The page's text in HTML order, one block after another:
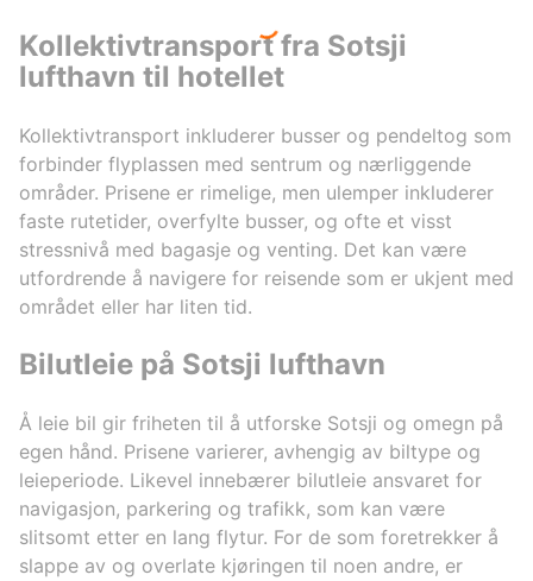
Kollektivtransport fra Sotsji
lufthavn til hotellet
Kollektivtransport inkluderer busser og pendeltog som
forbinder flyplassen med sentrum og nærliggende
områder. Prisene er rimelige, men ulemper inkluderer
faste rutetider, overfylte busser, og ofte et visst
stressnivå med bagasje og venting. Det kan være
utfordrende å navigere for reisende som er ukjent med
området eller har liten tid.
Bilutleie på Sotsji lufthavn
Å leie bil gir friheten til å utforske Sotsji og omegn på
egen hånd. Prisene varierer, avhengig av biltype og
leieperiode. Likevel innebærer bilutleie ansvaret for
navigasjon, parkering og trafikk, som kan være
slitsomt etter en lang flytur. For de som foretrekker å
slappe av og overlate kjøringen til noen andre, er